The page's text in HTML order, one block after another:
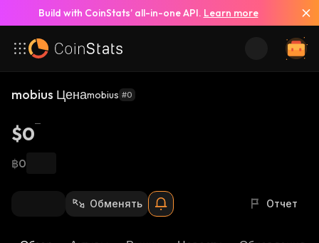
Build with CoinStats’ all-in-one API. Learn more
mobius Ценаmobius #0
$0
฿0
Обменять Отчет